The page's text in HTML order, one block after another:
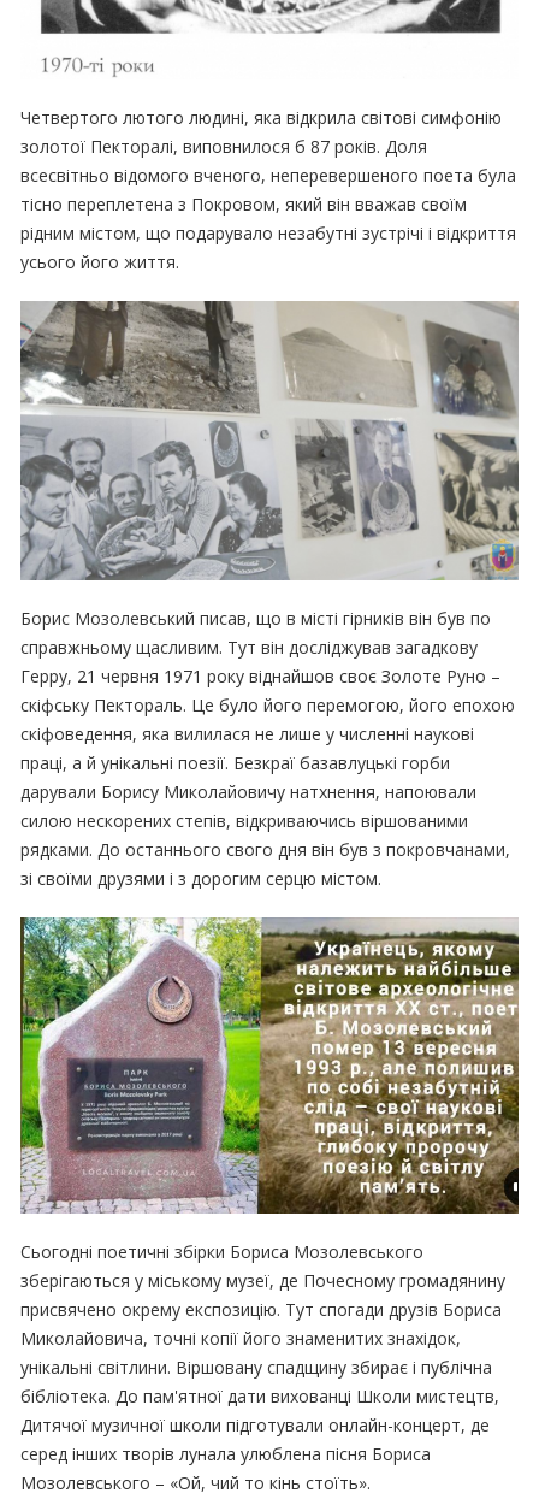
Четвертого лютого людині, яка відкрила світові симфонію
золотої Пекторалі, виповнилося б 87 років. Доля
всесвітньо відомого вченого, неперевершеного поета була
тісно переплетена з Покровом, який він вважав своїм
рідним містом, що подарувало незабутні зустрічі і відкриття
усього його життя.
Борис Мозолевський писав, що в місті гірників він був по
справжньому щасливим. Тут він досліджував загадкову
Герру, 21 червня 1971 року віднайшов своє Золоте Руно –
скіфську Пектораль. Це було його перемогою, його епохою
скіфоведення, яка вилилася не лише у численні наукові
праці, а й унікальні поезії. Безкраї базавлуцькі горби
дарували Борису Миколайовичу натхнення, напоювали
силою нескорених степів, відкриваючись віршованими
рядками. До останнього свого дня він був з покровчанами,
зі своїми друзями і з дорогим серцю містом.
Сьогодні поетичні збірки Бориса Мозолевського
зберігаються у міському музеї, де Почесному громадянину
присвячено окрему експозицію. Тут спогади друзів Бориса
Миколайовича, точні копії його знаменитих знахідок,
унікальні світлини. Віршовану спадщину збирає і публічна
бібліотека. До пам'ятної дати вихованці Школи мистецтв,
Дитячої музичної школи підготували онлайн-концерт, де
серед інших творів лунала улюблена пісня Бориса
Мозолевського – «Ой, чий то кінь стоїть».